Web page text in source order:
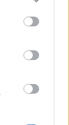
a
a
di